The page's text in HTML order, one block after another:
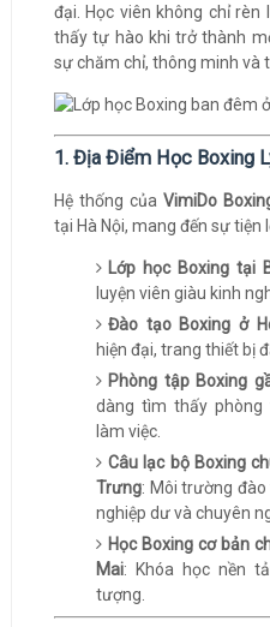
đại. Học viên không chỉ
thấy tự hào khi trở thành
sự chăm chỉ, thông minh và
1. Địa Điểm Học Boxing
Hệ thống của VimiDo
tại Hà Nội, mang đến sự tiện
Lớp học Boxing tại
luyện viên giàu kinh
Đào tạo Boxing ở
hiện đại, trang thiết bị
Phòng tập Boxing
dàng tìm thấy phòng
làm việc.
Câu lạc bộ Boxing
Trưng: Môi trường
nghiệp dư và chuyên
Học Boxing cơ bản
Mai: Khóa học nền
tượng.